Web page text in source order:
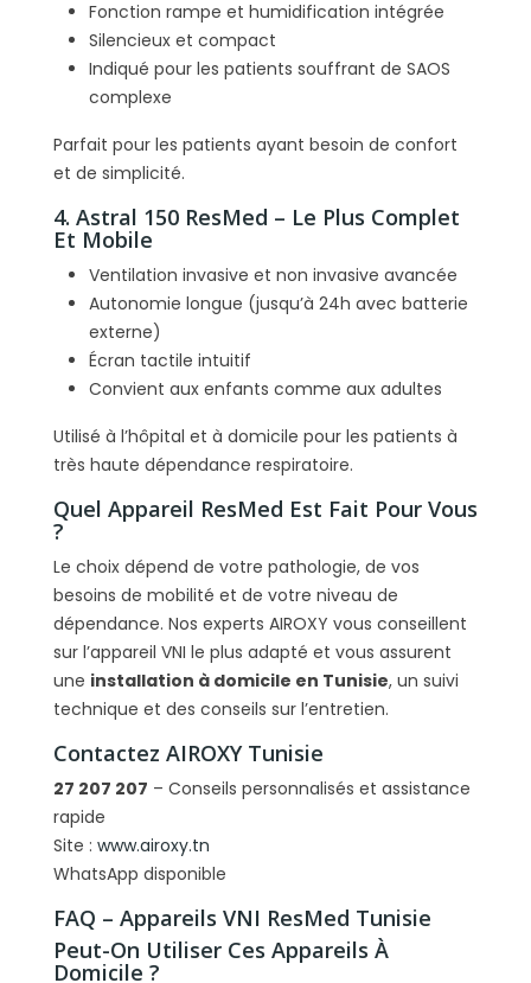
Fonction rampe et humidification intégrée
Silencieux et compact
Indiqué pour les patients souffrant de SAOS
complexe
Parfait pour les patients ayant besoin de confort
et de simplicité.
4. Astral 150 ResMed – Le Plus Complet
Et Mobile
Ventilation invasive et non invasive avancée
Autonomie longue (jusqu’à 24h avec batterie
externe)
Écran tactile intuitif
Convient aux enfants comme aux adultes
Utilisé à l’hôpital et à domicile pour les patients à
très haute dépendance respiratoire.
Quel Appareil ResMed Est Fait Pour Vous
?
Le choix dépend de votre pathologie, de vos
besoins de mobilité et de votre niveau de
dépendance. Nos experts AIROXY vous conseillent
sur l’appareil VNI le plus adapté et vous assurent
une installation à domicile en Tunisie, un suivi
technique et des conseils sur l’entretien.
Contactez AIROXY Tunisie
27 207 207 – Conseils personnalisés et assistance
rapide
Site : www.airoxy.tn
WhatsApp disponible
FAQ – Appareils VNI ResMed Tunisie
Peut-On Utiliser Ces Appareils À
Domicile ?